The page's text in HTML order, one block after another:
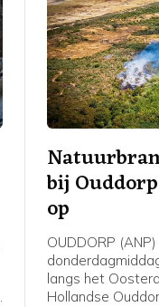
bij
op
OUDDORP
langs het
Hollandse